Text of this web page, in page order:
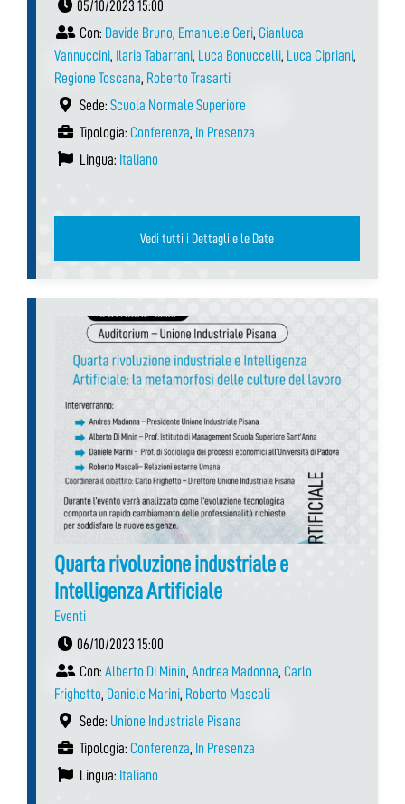
05/10/2023 15:00
Con: Davide Bruno, Emanuele Geri, Gianluca
Vannuccini, Ilaria Tabarrani, Luca Bonuccelli, Luca Cipriani,
Regione Toscana, Roberto Trasarti
Sede: Scuola Normale Superiore
Tipologia: Conferenza, In Presenza
Lingua: Italiano
Vedi tutti i Dettagli e le Date
Quarta rivoluzione industriale e
Intelligenza Artificiale
Eventi
06/10/2023 15:00
Con: Alberto Di Minin, Andrea Madonna, Carlo
Frighetto, Daniele Marini, Roberto Mascali
Sede: Unione Industriale Pisana
Tipologia: Conferenza, In Presenza
Lingua: Italiano